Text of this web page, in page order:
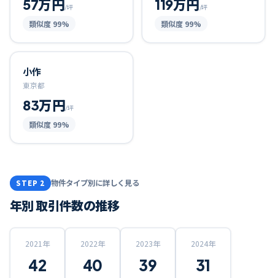
57万円 /坪
類似度 99%
119万円 /坪
類似度 99%
小作
東京都
83万円/坪
類似度 99%
STEP 2 物件タイプ別に詳しく見る
年別 取引件数の推移
2021 年
42
2022年
40
2023年
39
2024年
31